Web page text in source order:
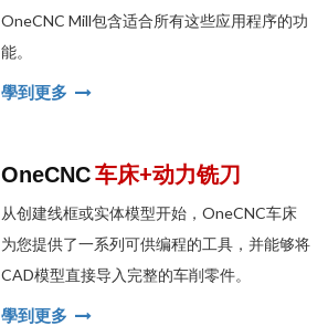
OneCNC Mill包含适合所有这些应用程序的功
能。
學到更多
OneCNC车床+动力铣刀
从创建线框或实体模型开始，OneCNC车床
为您提供了一系列可供编程的工具，并能够将
CAD模型直接导入完整的车削零件。
學到更多